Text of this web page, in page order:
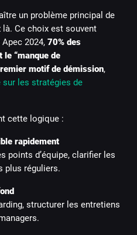
un problème principal de
Ce choix est souvent
2024, 70% des
“manque de
motif de démission,
les stratégies de
cette logique :
rapidement
points d’équipe, clarifier les
plus réguliers.
structurer les entretiens